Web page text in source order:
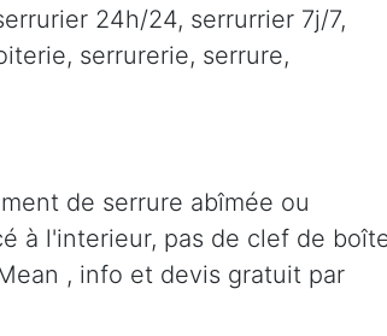
24h/24, serrurrier 7j/7,
serrurerie, serrure,
de serrure abîmée ou
à l'interieur, pas de clef de
, info et devis gratuit par